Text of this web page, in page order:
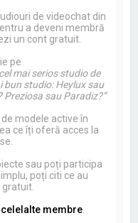
de videochat din
a deveni membră
un cont gratuit.
pe
mai serios studio de
bun studio: Heylux sau
Preziosa sau Paradiz?”
modele active în
ce îți oferă acces la
sau poți participa
poți citi ce au
membre